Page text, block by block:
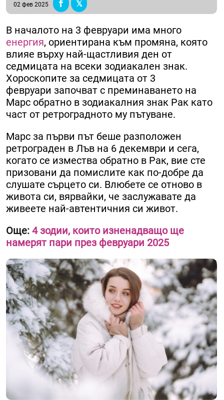
02 фев 2025
В началото на 3 февруари има много
енергия, ориентирана към промяна, която
влияе върху най-щастливия ден от
седмицата на всеки зодиакален знак.
Хороскопите за седмицата от 3
февруари започват с преминаването на
Марс обратно в зодиакалния знак Рак като
част от ретроградното му пътуване.
Марс за първи път беше разположен
ретрограден в Лъв на 6 декември и сега,
когато се измества обратно в Рак, вие сте
призовани да помислите как по-добре да
слушате сърцето си. Влюбете се отново в
живота си, вярвайки, че заслужавате да
живеете най-автентичния си живот.
Още: 4 зодии, които изненадващо ще
намерят пари през февруари 2025